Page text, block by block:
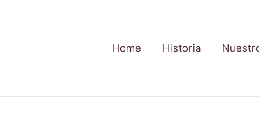
Home Historia